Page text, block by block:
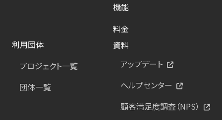
機能
料金
利用団体
プロジェクト一覧
団体一覧
資料
アップデート
ヘルプセンター
顧客満足度調査（NPS）